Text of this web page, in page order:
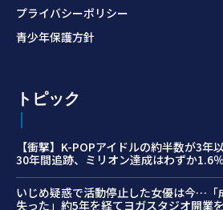
プライバシーポリシー
青少年保護方針
トピック
【衝撃】K-POPアイドルの約半数が3
30年間追跡、ミリオン達成はわずか1.6％
いじめ疑惑で活動停止した女優は今…「
失った」約5年を経てヨガスタジオ開業